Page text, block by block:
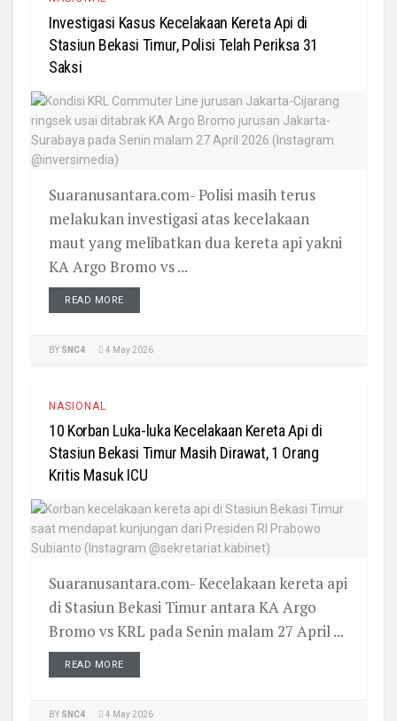
Investigasi Kasus Kecelakaan Kereta Api di
Stasiun Bekasi Timur, Polisi Telah Periksa 31
Saksi
Suaranusantara.com- Polisi masih terus
melakukan investigasi atas kecelakaan
maut yang melibatkan dua kereta api yakni
KA Argo Bromo vs ...
READ MORE
BY SNC4 4 May 2026
NASIONAL
10 Korban Luka-luka Kecelakaan Kereta Api di
Stasiun Bekasi Timur Masih Dirawat, 1 Orang
Kritis Masuk ICU
Suaranusantara.com- Kecelakaan kereta api
di Stasiun Bekasi Timur antara KA Argo
Bromo vs KRL pada Senin malam 27 April ...
READ MORE
BY SNC4 4 May 2026